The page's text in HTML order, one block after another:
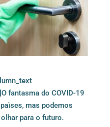
fantasma do COVID-19
mas podemos
para o futuro.